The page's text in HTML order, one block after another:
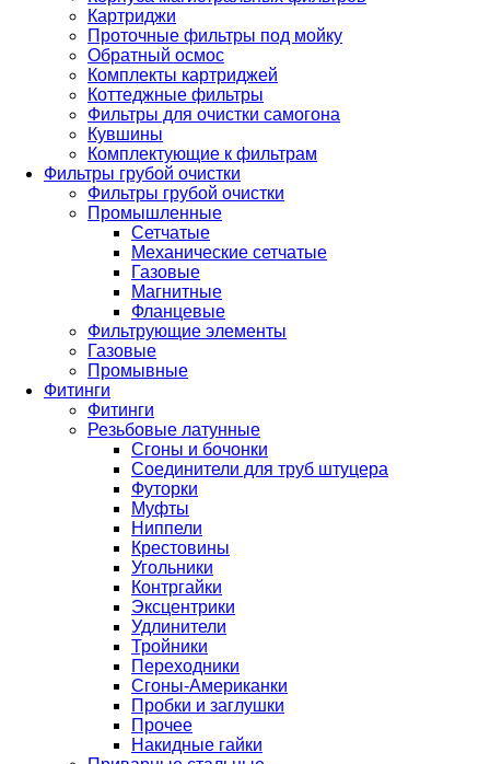
Картриджи
Проточные фильтры под мойку
Обратный осмос
Комплекты картриджей
Коттеджные фильтры
Фильтры для очистки самогона
Кувшины
Комплектующие к фильтрам
Фильтры грубой очистки
Фильтры грубой очистки
Промышленные
Сетчатые
Механические сетчатые
Газовые
Магнитные
Фланцевые
Фильтрующие элементы
Газовые
Промывные
Фитинги
Фитинги
Резьбовые латунные
Сгоны и бочонки
Соединители для труб штуцера
Футорки
Муфты
Ниппели
Крестовины
Угольники
Контргайки
Эксцентрики
Удлинители
Тройники
Переходники
Сгоны-Американки
Пробки и заглушки
Прочее
Накидные гайки